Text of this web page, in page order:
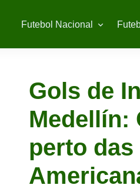
Futebol Nacional
Gols de
Medellín:
perto